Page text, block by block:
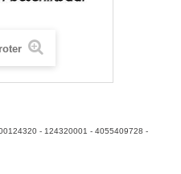
- 124320001 - 4055409728 -